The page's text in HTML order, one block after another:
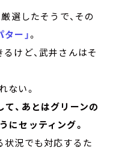
選したそうで、その
ター」。
けど、武井さんはそ
ない。
、あとはグリーンの
にセッティング。
状況でも対応するた